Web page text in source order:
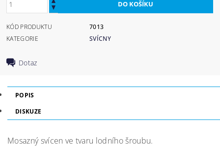
KÓD PRODUKTU
7013
KATEGORIE
SVÍCNY
Dotaz
POPIS
DISKUZE
Mosazný svícen ve tvaru lodního šroubu.